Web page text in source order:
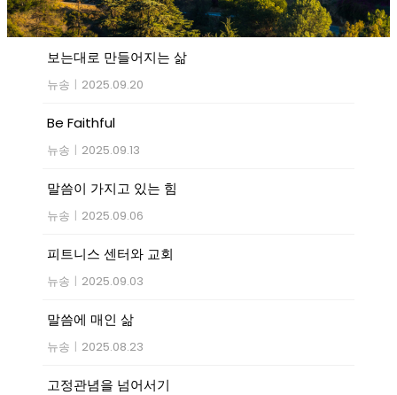
보는대로 만들어지는 삶
뉴송 | 2025.09.20
Be Faithful
뉴송 | 2025.09.13
말씀이 가지고 있는 힘
뉴송 | 2025.09.06
피트니스 센터와 교회
뉴송 | 2025.09.03
말씀에 매인 삶
뉴송 | 2025.08.23
고정관념을 넘어서기